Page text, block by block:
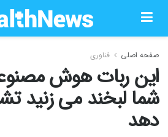
صفحه اصلی فناوری
این ربات هوش
شما لبخند می
دهد